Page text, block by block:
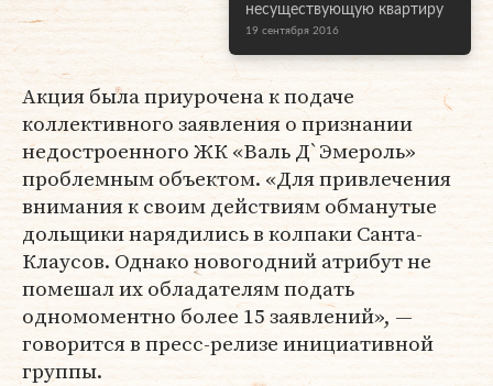
несуществующую квартиру
19 сентября 2016
Акция была приурочена к подаче
коллективного заявления о признании
недостроенного ЖК «Валь Д`Эмероль»
проблемным объектом. «Для привлечения
внимания к своим действиям обманутые
дольщики нарядились в колпаки Санта-
Клаусов. Однако новогодний атрибут не
помешал их обладателям подать
одномоментно более 15 заявлений», —
говорится в пресс-релизе инициативной
группы.